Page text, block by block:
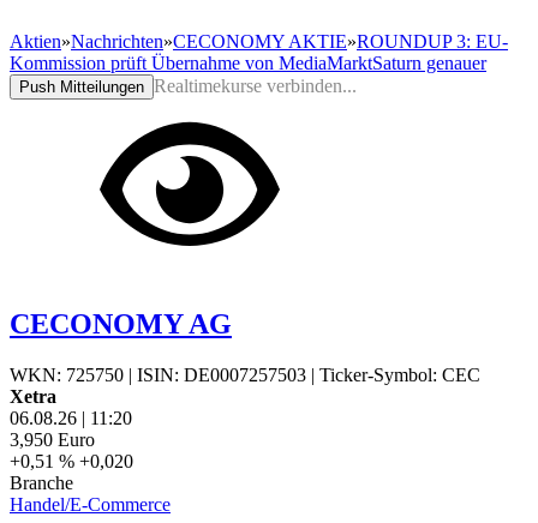
Aktien»Nachrichten»CECONOMY AKTIE»ROUNDUP 3: EU-
Kommission prüft Übernahme von MediaMarktSaturn genauer
Push Mitteilungen Realtimekurse verbinden...
CECONOMY AG
WKN: 725750 | ISIN: DE0007257503 | Ticker-Symbol: CEC
Xetra
06.08.26 | 11:20
3,950 Euro
+0,51 % +0,020
Branche
Handel/E-Commerce